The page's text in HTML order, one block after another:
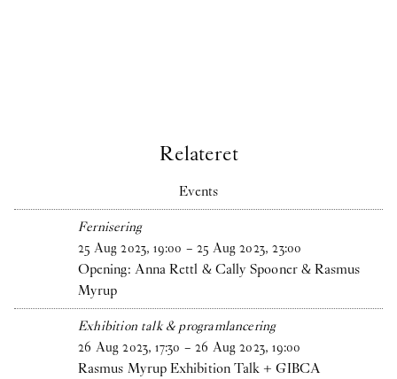
Relateret
Events
Fernisering
25 Aug 2023,19:00 – 25 Aug 2023,23:00
Opening: Anna Rettl & Cally Spooner & Rasmus
Myrup
Exhibition talk & programlancering
26 Aug 2023,17:30 – 26 Aug 2023,19:00
Rasmus Myrup Exhibition Talk + GIBCA